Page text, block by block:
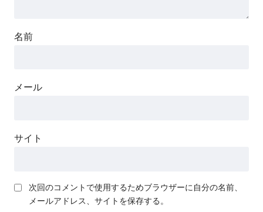
名前
メール
サイト
次回のコメントで使用するためブラウザーに自分の名前、
メールアドレス、サイトを保存する。